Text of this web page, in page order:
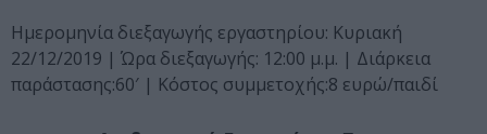
Ημερομηνία διεξαγωγής εργαστηρίου: Κυριακή
22/12/2019 | Ώρα διεξαγωγής: 12:00 μ.μ. | Διάρκεια
παράστασης:60′ | Κόστος συμμετοχής:8 ευρώ/παιδί